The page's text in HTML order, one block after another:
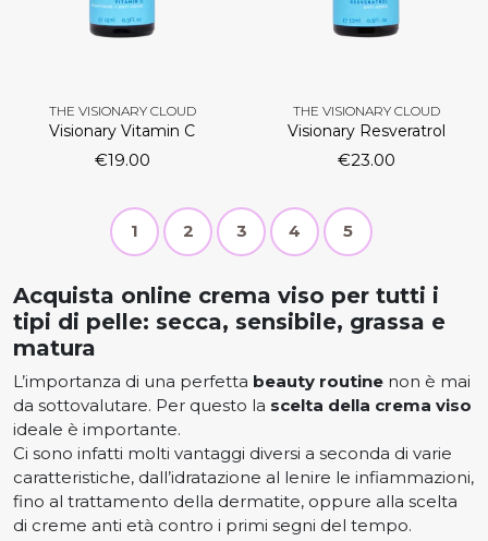
THE VISIONARY CLOUD
Visionary Vitamin C
€19.00
THE VISIONARY CLOUD
Visionary Resveratrol
€23.00
e
n
v
i
g
a
t
i
o
n
P
g
1 P
g
2 P
g
3 P
g
4 P
g
5
Acquista online crema viso per tutti i
tipi di pelle: secca, sensibile, grassa e
matura
L’importanza di una perfetta beauty routine non è mai
da sottovalutare. Per questo la scelta della crema viso
ideale è importante.
Ci sono infatti molti vantaggi diversi a seconda di varie
caratteristiche, dall’idratazione al lenire le infiammazioni,
fino al trattamento della dermatite, oppure alla scelta
di creme anti età contro i primi segni del tempo.